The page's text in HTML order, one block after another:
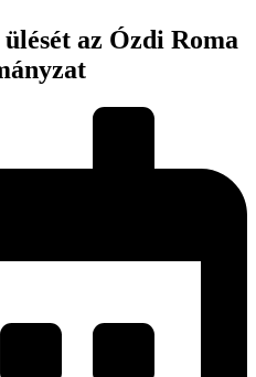
az Ózdi Roma